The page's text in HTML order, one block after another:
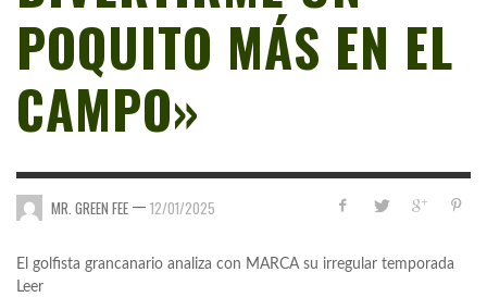
POQUITO MÁS EN EL
CAMPO»
MR. GREEN FEE — 12/01/2025
El golfista grancanario analiza con MARCA su irregular temporada
Leer